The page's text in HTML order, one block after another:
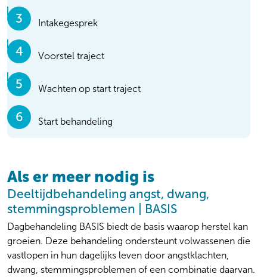
Intakegesprek
Voorstel traject
Wachten op start traject
Soms is er eerst nog aanvullend onderzoek nodig:
bijvoorbeeld met vragenlijsten of lichamelijk
onderzoek.
Als jouw traject duidelijk is, wacht je tot er ruimte is om
jouw behandeling te starten. Via de knop hieronder
bekijk je de wachttijden tot behandeling.
Start behandeling
Als er meer nodig is
Deeltijdbehandeling angst, dwang,
stemmingsproblemen | BASIS
Dagbehandeling BASIS biedt de basis waarop herstel kan
groeien. Deze behandeling ondersteunt volwassenen die
vastlopen in hun dagelijks leven door angstklachten,
dwang, stemmingsproblemen of een combinatie daarvan.